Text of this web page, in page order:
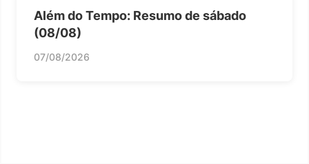
Além do Tempo: Resumo de sábado
(08/08)
07/08/2026